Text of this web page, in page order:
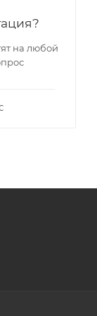
на любой